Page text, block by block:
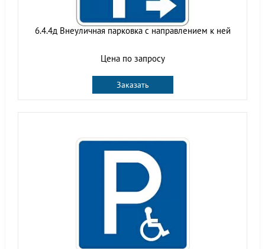
6.4.4д Внеуличная парковка с направлением к ней
Цена по запросу
Заказать